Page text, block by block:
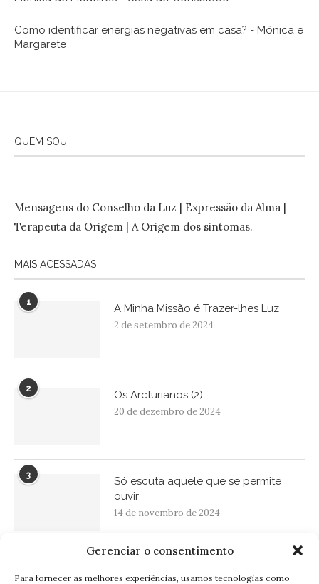
Gerenciar o consentimento
Para fornecer as melhores experiências, usamos tecnologias como
Como identificar energias negativas em casa? - Mônica e
Margarete
QUEM SOU
Mensagens do Conselho da Luz | Expressão da Alma |
Terapeuta da Origem | A Origem dos sintomas.
MAIS ACESSADAS
1 A Minha Missão é Trazer-lhes Luz
2 de setembro de 2024
2 Os Arcturianos (2)
20 de dezembro de 2024
3
Só escuta aquele que se permite
ouvir
14 de novembro de 2024